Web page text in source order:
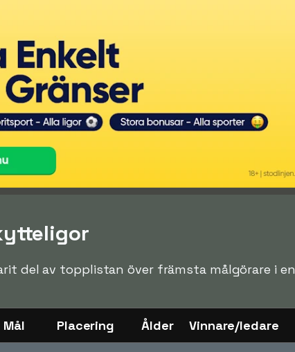
del av topplistan över främsta målgörare i en
Mål Placering Ålder Vinnare/ledare